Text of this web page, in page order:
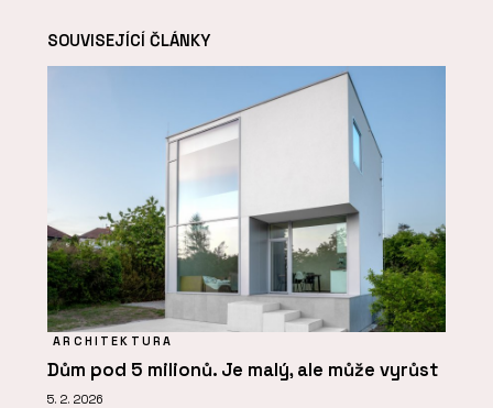
SOUVISEJÍCÍ ČLÁNKY
ARCHITEKTURA
Dům pod 5 milionů. Je malý, ale může vyrůst
5. 2. 2026